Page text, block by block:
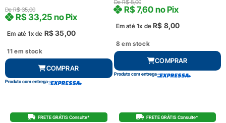
DeR$35,00
Em até 1x de R$35,00
R$33,25 no Pix
11 em stock
COMPRAR
Produto com entrega
DeR$8,00
Em até 1x de R$ 8,00
R$7,60 no Pix
8 em stock
COMPRAR
Produto com entrega
FRETE GRÁTIS Consulte* FRETE GRÁTIS Consulte*